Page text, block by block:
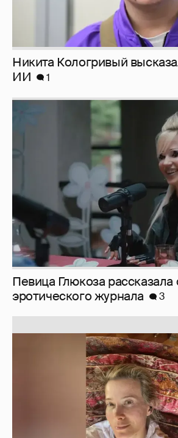
Певица Глюкоза рассказала
эротического журнала
3
Юлия Высоцкая выложила